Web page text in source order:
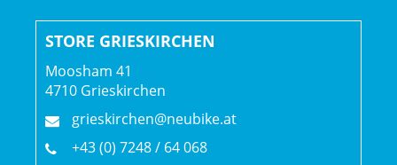
wirst mehr Spaß damit haben, wenn du die Pedale nach
deinen individuellen Anforderungen wählst. Mithilfe
unseres Pedalratgebers findest du die besten Modelle
passend zu deinem Fahrstil. Für maximale Kontrolle und
Effizienz empfehlen wir Klickpedale.
Geschlecht: Uni
STORE GRIESKIRCHEN
Moosham 41
4710 Grieskirchen
grieskirchen@neubike.at
+43 (0) 7248 / 64 068